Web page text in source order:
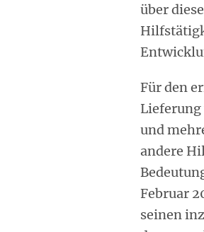
über
Für den
Lieferung
und
andere
Februar
seinen